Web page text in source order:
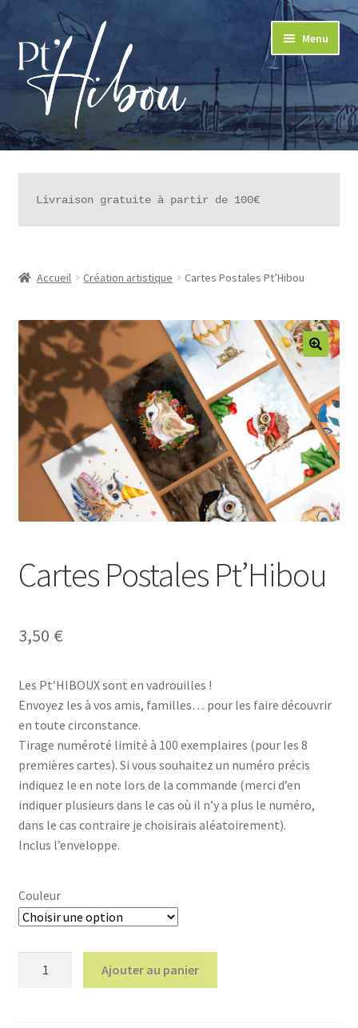
à
la
navigation
au
contenu
Menu
LA BOUTIQUE
LE CONCEPT
LES PROJETS CLIENTS
PANIER
MON COMPTE
CONTACT
Livraison gratuite à partir de 100€
Accueil Création artistique Cartes Postales Pt’Hibou
Cartes Postales Pt’Hibou
3,50 €
Les Pt’HIBOUX sont en vadrouilles !
Envoyez les à vos amis, familles… pour les faire découvrir
en toute circonstance.
Tirage numéroté limité à 100 exemplaires (pour les 8
premières cartes). Si vous souhaitez un numéro précis
indiquez le en note lors de la commande (merci d’en
indiquer plusieurs dans le cas où il n’y a plus le numéro,
dans le cas contraire je choisirais aléatoirement).
Inclus l’enveloppe.
Couleur
Ajouter au panier